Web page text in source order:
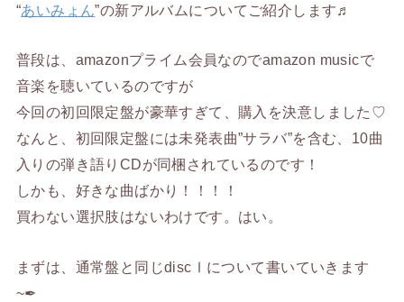
“あいみょん”の新アルバムについてご紹介します♬
普段は、amazonプライム会員なのでamazon musicで
音楽を聴いているのですが
今回の初回限定盤が豪華すぎて、購入を決意しました♡
なんと、初回限定盤には未発表曲”サラバ”を含む、10曲
入りの弾き語りCDが同梱されているのです！
しかも、好きな曲ばかり！！！！
買わない選択肢はないわけです。はい。
まずは、通常盤と同じdiscⅠについて書いていきます
~✒